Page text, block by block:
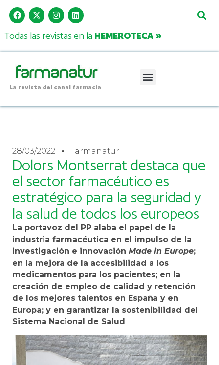
Todas las revistas en la HEMEROTECA »
La revista del canal farmacia
28/03/2022 Farmanatur
Dolors Montserrat destaca que
el sector farmacéutico es
estratégico para la seguridad y
la salud de todos los europeos
La portavoz del PP alaba el papel de la
industria farmacéutica en el impulso de la
investigación e innovación Made in Europe;
en la mejora de la accesibilidad a los
medicamentos para los pacientes; en la
creación de empleo de calidad y retención
de los mejores talentos en España y en
Europa; y en garantizar la sostenibilidad del
Sistema Nacional de Salud